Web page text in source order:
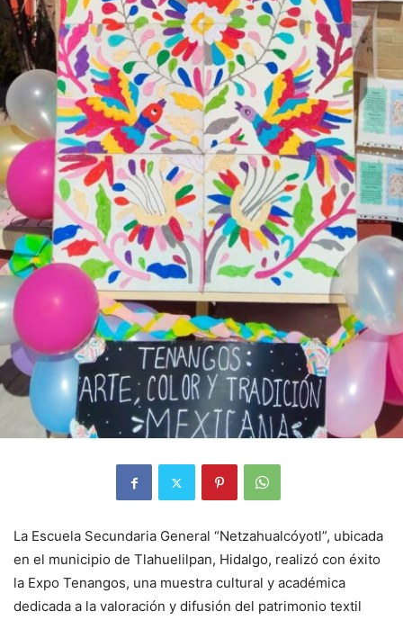
La Escuela Secundaria General “Netzahualcóyotl”, ubicada
en el municipio de Tlahuelilpan, Hidalgo, realizó con éxito
la Expo Tenangos, una muestra cultural y académica
dedicada a la valoración y difusión del patrimonio textil